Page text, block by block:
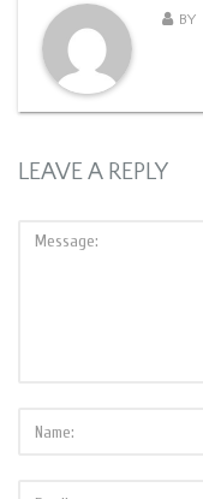
BY
LEAVE A REPLY